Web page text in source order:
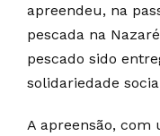
apreendeu, na
pescada na
pescado sido
solidariedade
A apreensão, com